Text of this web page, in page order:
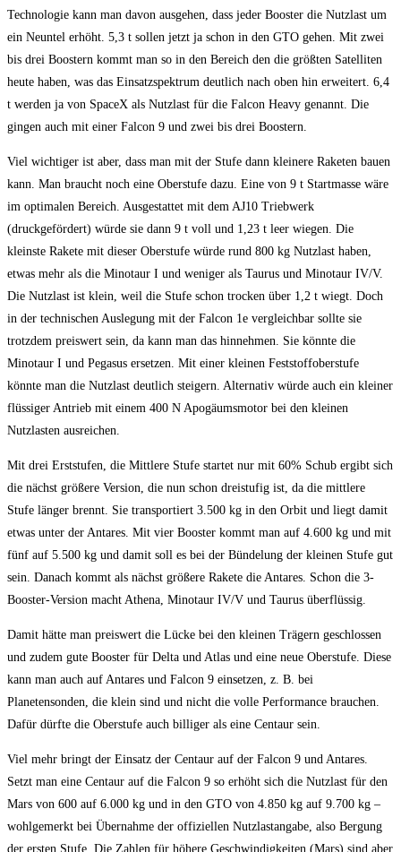
Technologie kann man davon ausgehen, dass jeder Booster die Nutzlast um
ein Neuntel erhöht. 5,3 t sollen jetzt ja schon in den GTO gehen. Mit zwei
bis drei Boostern kommt man so in den Bereich den die größten Satelliten
heute haben, was das Einsatzspektrum deutlich nach oben hin erweitert. 6,4
t werden ja von SpaceX als Nutzlast für die Falcon Heavy genannt. Die
gingen auch mit einer Falcon 9 und zwei bis drei Boostern.
Viel wichtiger ist aber, dass man mit der Stufe dann kleinere Raketen bauen
kann. Man braucht noch eine Oberstufe dazu. Eine von 9 t Startmasse wäre
im optimalen Bereich. Ausgestattet mit dem AJ10 Triebwerk
(druckgefördert) würde sie dann 9 t voll und 1,23 t leer wiegen. Die
kleinste Rakete mit dieser Oberstufe würde rund 800 kg Nutzlast haben,
etwas mehr als die Minotaur I und weniger als Taurus und Minotaur IV/V.
Die Nutzlast ist klein, weil die Stufe schon trocken über 1,2 t wiegt. Doch
in der technischen Auslegung mit der Falcon 1e vergleichbar sollte sie
trotzdem preiswert sein, da kann man das hinnehmen. Sie könnte die
Minotaur I und Pegasus ersetzen. Mit einer kleinen Feststoffoberstufe
könnte man die Nutzlast deutlich steigern. Alternativ würde auch ein kleiner
flüssiger Antrieb mit einem 400 N Apogäumsmotor bei den kleinen
Nutzlasten ausreichen.
Mit drei Erststufen, die Mittlere Stufe startet nur mit 60% Schub ergibt sich
die nächst größere Version, die nun schon dreistufig ist, da die mittlere
Stufe länger brennt. Sie transportiert 3.500 kg in den Orbit und liegt damit
etwas unter der Antares. Mit vier Booster kommt man auf 4.600 kg und mit
fünf auf 5.500 kg und damit soll es bei der Bündelung der kleinen Stufe gut
sein. Danach kommt als nächst größere Rakete die Antares. Schon die 3-
Booster-Version macht Athena, Minotaur IV/V und Taurus überflüssig.
Damit hätte man preiswert die Lücke bei den kleinen Trägern geschlossen
und zudem gute Booster für Delta und Atlas und eine neue Oberstufe. Diese
kann man auch auf Antares und Falcon 9 einsetzen, z. B. bei
Planetensonden, die klein sind und nicht die volle Performance brauchen.
Dafür dürfte die Oberstufe auch billiger als eine Centaur sein.
Viel mehr bringt der Einsatz der Centaur auf der Falcon 9 und Antares.
Setzt man eine Centaur auf die Falcon 9 so erhöht sich die Nutzlast für den
Mars von 600 auf 6.000 kg und in den GTO von 4.850 kg auf 9.700 kg –
wohlgemerkt bei Übernahme der offiziellen Nutzlastangabe, also Bergung
der ersten Stufe. Die Zahlen für höhere Geschwindigkeiten (Mars) sind aber